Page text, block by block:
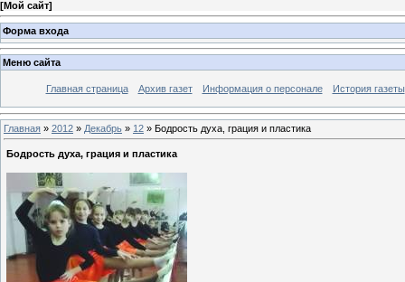
[Мой сайт]
Форма входа
Меню сайта
Главная страница Архив газет Информация о персонале История газеты
Главная » 2012 » Декабрь » 12 » Бодрость духа, грация и пластика
Бодрость духа, грация и пластика